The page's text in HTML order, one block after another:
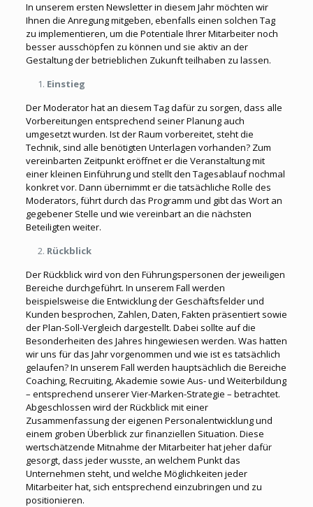
In unserem ersten Newsletter in diesem Jahr möchten wir
Ihnen die Anregung mitgeben, ebenfalls einen solchen Tag
zu implementieren, um die Potentiale Ihrer Mitarbeiter noch
besser ausschöpfen zu können und sie aktiv an der
Gestaltung der betrieblichen Zukunft teilhaben zu lassen.
Einstieg
Der Moderator hat an diesem Tag dafür zu sorgen, dass alle
Vorbereitungen entsprechend seiner Planung auch
umgesetzt wurden. Ist der Raum vorbereitet, steht die
Technik, sind alle benötigten Unterlagen vorhanden? Zum
vereinbarten Zeitpunkt eröffnet er die Veranstaltung mit
einer kleinen Einführung und stellt den Tagesablauf nochmal
konkret vor. Dann übernimmt er die tatsächliche Rolle des
Moderators, führt durch das Programm und gibt das Wort an
gegebener Stelle und wie vereinbart an die nächsten
Beteiligten weiter.
Rückblick
Der Rückblick wird von den Führungspersonen der jeweiligen
Bereiche durchgeführt. In unserem Fall werden
beispielsweise die Entwicklung der Geschäftsfelder und
Kunden besprochen, Zahlen, Daten, Fakten präsentiert sowie
der Plan-Soll-Vergleich dargestellt. Dabei sollte auf die
Besonderheiten des Jahres hingewiesen werden. Was hatten
wir uns für das Jahr vorgenommen und wie ist es tatsächlich
gelaufen? In unserem Fall werden hauptsächlich die Bereiche
Coaching, Recruiting, Akademie sowie Aus- und Weiterbildung
– entsprechend unserer Vier-Marken-Strategie – betrachtet.
Abgeschlossen wird der Rückblick mit einer
Zusammenfassung der eigenen Personalentwicklung und
einem groben Überblick zur finanziellen Situation. Diese
wertschätzende Mitnahme der Mitarbeiter hat jeher dafür
gesorgt, dass jeder wusste, an welchem Punkt das
Unternehmen steht, und welche Möglichkeiten jeder
Mitarbeiter hat, sich entsprechend einzubringen und zu
positionieren.